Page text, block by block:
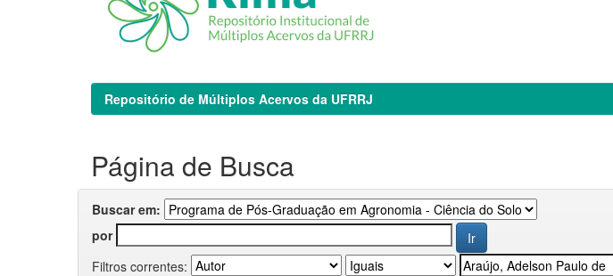
Repositório de Múltiplos Acervos da UFRRJ
Página de Busca
Buscar em:
por
Filtros correntes: